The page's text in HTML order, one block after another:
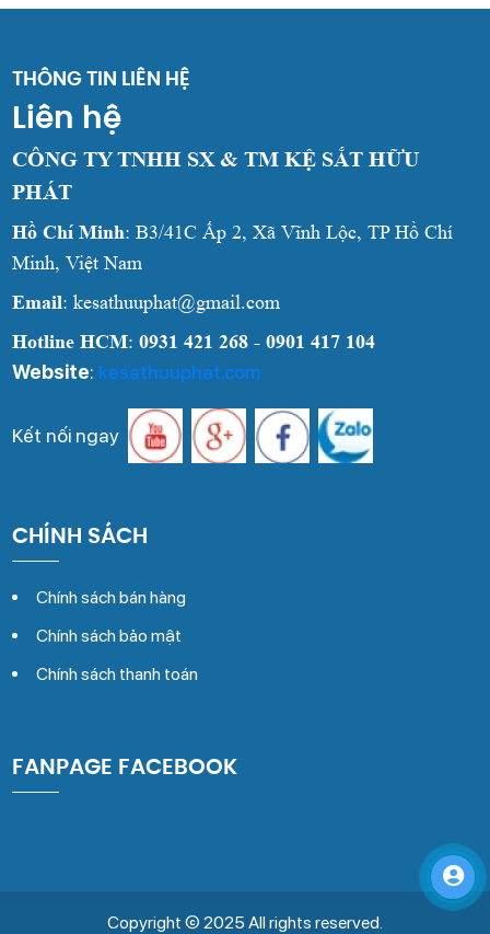
THÔNG TIN LIÊN HỆ
Liên hệ
CÔNG TY TNHH SX & TM KỆ SẮT HỮU
PHÁT
Hồ Chí Minh: B3/41C Ấp 2, Xã Vĩnh Lộc, TP Hồ Chí
Minh, Việt Nam
Email: kesathuuphat@gmail.com
Hotline HCM:0931 421 268 - 0901 417 104
Website: kesathuuphat.com
Kết nối ngay
CHÍNH SÁCH
Chính sách bán hàng
Chính sách bảo mật
Chính sách thanh toán
FANPAGE FACEBOOK
Copyright © 2025 All rights reserved.